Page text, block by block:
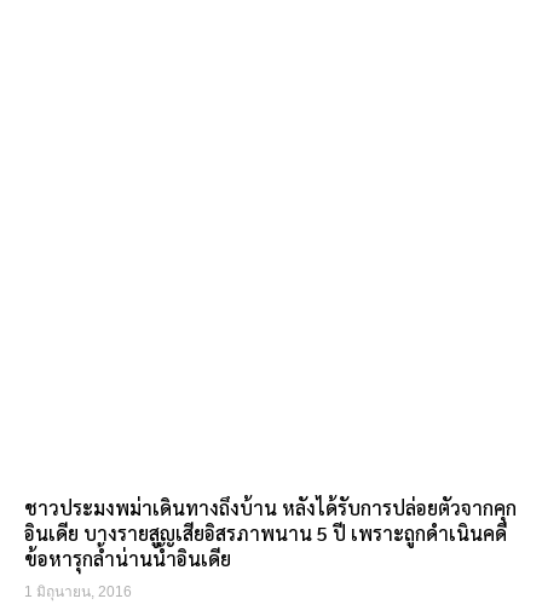
ชาวประมงพม่าเดินทางถึงบ้าน หลังได้รับการปล่อยตัวจากคุก
อินเดีย บางรายสูญเสียอิสรภาพนาน 5 ปี เพราะถูกดำเนินคดี
ข้อหารุกล้ำน่านน้ำอินเดีย
1 มิถุนายน, 2016